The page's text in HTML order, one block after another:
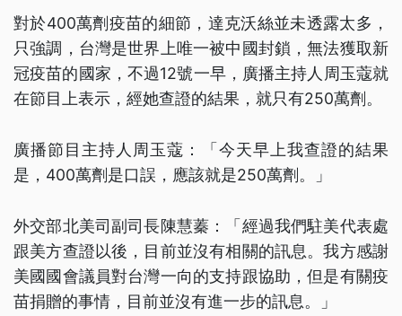
對於400萬劑疫苗的細節，達克沃絲並未透露太多，
只強調，台灣是世界上唯一被中國封鎖，無法獲取新
冠疫苗的國家，不過12號一早，廣播主持人周玉蔻就
在節目上表示，經她查證的結果，就只有250萬劑。
廣播節目主持人周玉蔻：「今天早上我查證的結果
是，400萬劑是口誤，應該就是250萬劑。」
外交部北美司副司長陳慧蓁：「經過我們駐美代表處
跟美方查證以後，目前並沒有相關的訊息。我方感謝
美國國會議員對台灣一向的支持跟協助，但是有關疫
苗捐贈的事情，目前並沒有進一步的訊息。」